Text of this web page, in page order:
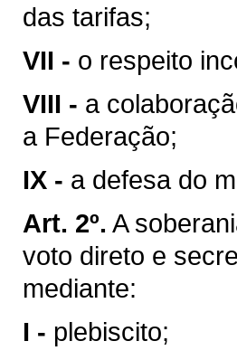
das tarifas;
VII - o respeito
VIII - a
a Federação;
IX - a defesa do
Art. 2º. A
voto direto e
mediante:
I - plebiscito;